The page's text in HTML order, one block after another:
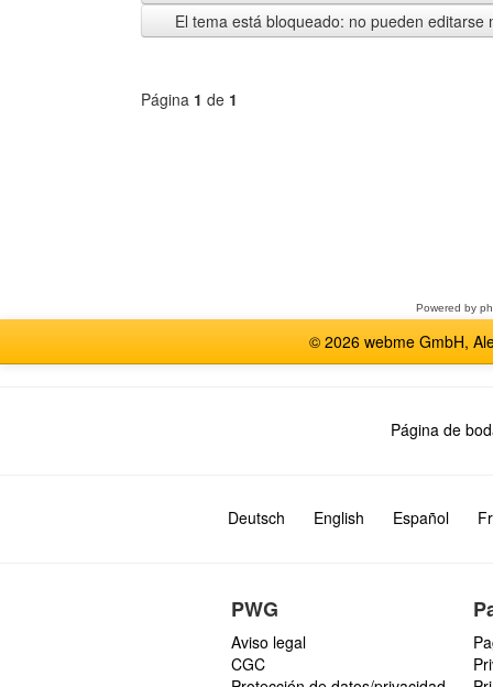
El tema está bloqueado: no pueden editarse
Página 1 de 1
Powered by
© 2026 webme GmbH,
Página de
Deutsch English Español
PWG
Aviso legal
CGC